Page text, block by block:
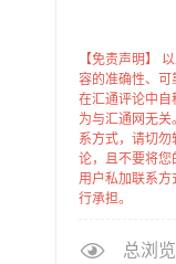
【免责声明】
容的准确性、可
在汇通评论中自
为与汇通网无
系方式，请切
论，且不要将您
用户私加联系
行承担。
总浏览